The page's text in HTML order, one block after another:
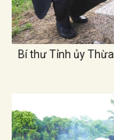
Bí thư Tỉnh ủy